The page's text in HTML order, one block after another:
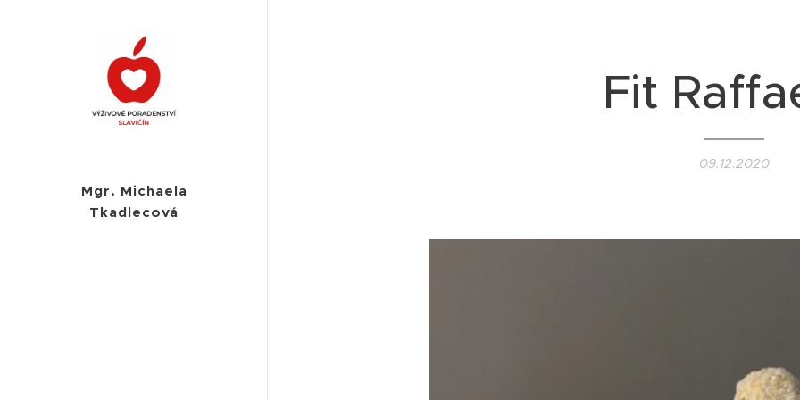
Mgr. Michaela
Tkadlecová
Fit
09.12.2020